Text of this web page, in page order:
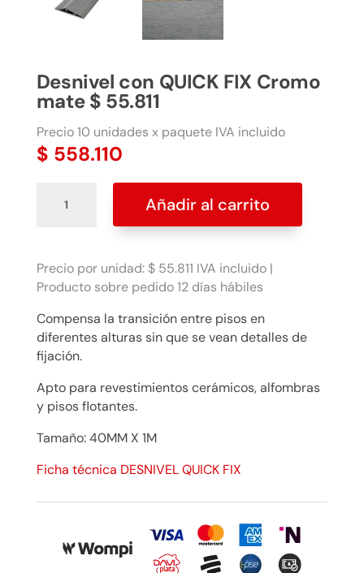
Desnivel con QUICK FIX Cromo
mate $ 55.811
Precio 10 unidades x paquete IVA incluido
$ 558.110
Cromo
mate
55.811
cantidad
Añadir al carrito
Precio por unidad: $ 55.811 IVA incluido |
Producto sobre pedido 12 días hábiles
Compensa la transición entre pisos en
diferentes alturas sin que se vean detalles de
fijación.
Apto para revestimientos cerámicos, alfombras
y pisos flotantes.
Tamaño: 40MM X 1M
Ficha técnica DESNIVEL QUICK FIX